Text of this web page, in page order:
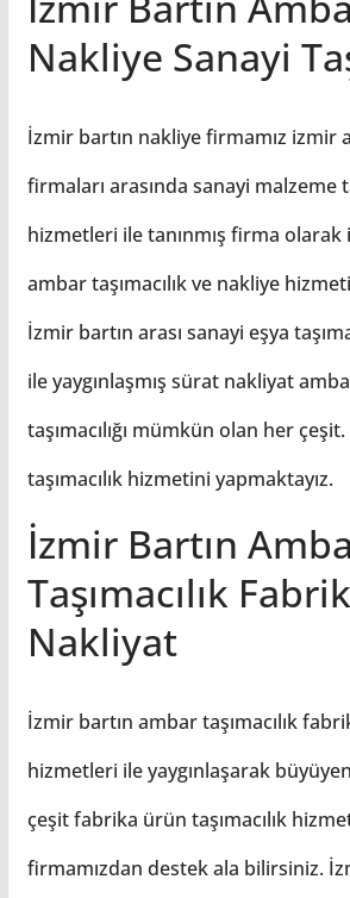
Nakliye Sanayi
İzmir bartın nakliye firmamız izmir
firmaları arasında sanayi malzeme
hizmetleri ile tanınmış firma olarak
ambar taşımacılık ve nakliye
İzmir bartın arası sanayi eşya
ile yaygınlaşmış sürat nakliyat
taşımacılığı mümkün olan her çeşit.
taşımacılık hizmetini yapmaktayız.
İzmir Bartın
Taşımacılık
Nakliyat
İzmir bartın ambar taşımacılık
hizmetleri ile yaygınlaşarak
çeşit fabrika ürün taşımacılık
firmamızdan destek ala bilirsiniz.